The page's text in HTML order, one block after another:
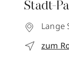
Stadt-
Lange
zum